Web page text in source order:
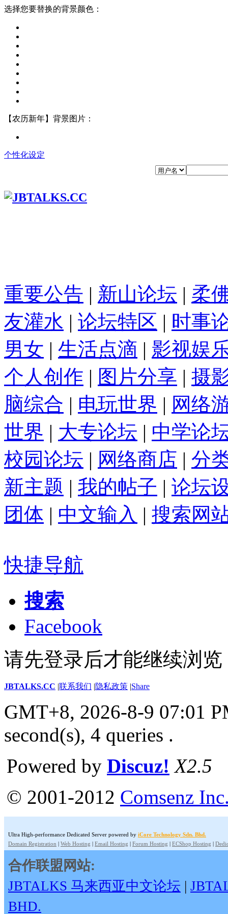
选择您要替换的背景颜色：
【农历新年】背景图片：
个性化设定
重要公告 | 新山论坛 | 柔
友灌水 | 论坛特区 | 时事
男女 | 生活点滴 | 影视娱
个人创作 | 图片分享 | 摄
脑综合 | 电玩世界 | 网络
世界 | 大专论坛 | 中学论
校园论坛 | 网络商店 | 分
新主题 | 我的帖子 | 论坛
团体 | 中文输入 | 搜索网
快捷导航
搜索
Facebook
请先登录后才能继续浏览
JBTALKS.CC |联系我们 |隐私政策 |Share
GMT+8, 2026-8-9 07:01
second(s), 4 queries .
Powered by Discuz! X2.5
© 2001-2012 Comsenz
Ultra High-performance Dedicated Server powered by iCore Technology Sdn. Bhd.
Domain Registration | Web Hosting | Email Hosting | Forum Hosting | ECShop Hosting |
合作联盟网站:
JBTALKS 马来西亚中文论坛 |
BHD.